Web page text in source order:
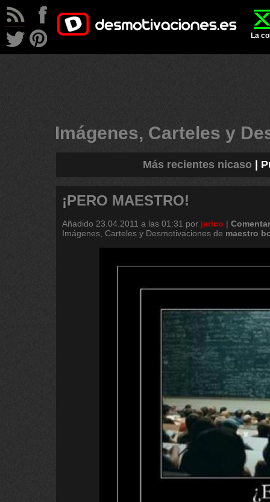
La
Imágenes, Carteles y
Más recientes nicaso
¡PERO MAESTRO!
Añadido 23.04.2011 a las 01:31 por jarico |
Imágenes, Carteles y Desmotivaciones de maestro